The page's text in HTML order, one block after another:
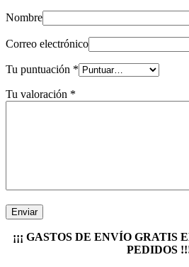
Nombre
Correo electrónico
Tu puntuación *
Tu valoración *
¡¡¡ GASTOS DE ENVÍO GRATIS
PEDIDOS